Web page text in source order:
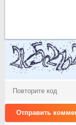
Отправить